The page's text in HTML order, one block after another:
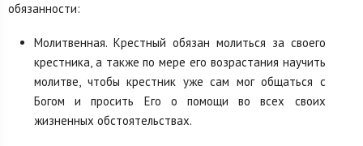
обязанности:
Молитвенная. Крестный обязан молиться за своего
крестника, а также по мере его возрастания научить
молитве, чтобы крестник уже сам мог общаться с
Богом и просить Его о помощи во всех своих
жизненных обстоятельствах.